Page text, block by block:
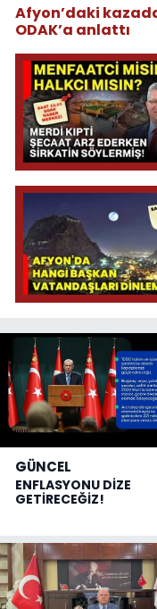
Afyon’daki
ODAK’a anlattı
GÜNCEL
ENFLASYONU DİZE
GETİRECEĞİZ!